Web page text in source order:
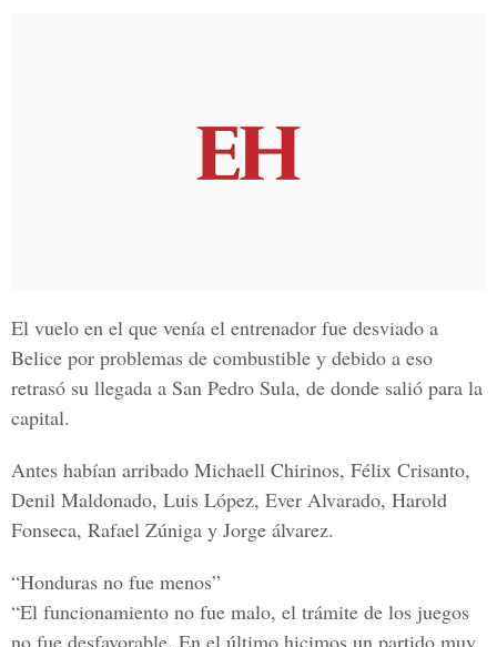
El vuelo en el que venía el entrenador fue desviado a
Belice por problemas de combustible y debido a eso
retrasó su llegada a San Pedro Sula, de donde salió para la
capital.
Antes habían arribado Michaell Chirinos, Félix Crisanto,
Denil Maldonado, Luis López, Ever Alvarado, Harold
Fonseca, Rafael Zúniga y Jorge álvarez.
“Honduras no fue menos”
“El funcionamiento no fue malo, el trámite de los juegos
no fue desfavorable. En el último hicimos un partido muy